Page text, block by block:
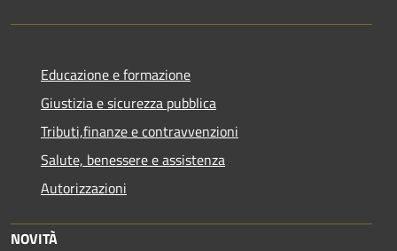
Educazione e formazione
Giustizia e sicurezza pubblica
Tributi,finanze e contravvenzioni
Salute, benessere e assistenza
Autorizzazioni
NOVITÀ